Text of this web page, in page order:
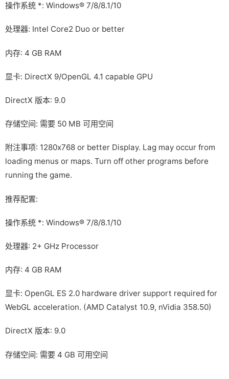
操作系统 *: Windows® 7/8/8.1/10
处理器: Intel Core2 Duo or better
内存: 4 GB RAM
显卡: DirectX 9/OpenGL 4.1 capable GPU
DirectX 版本: 9.0
存储空间: 需要 50 MB 可用空间
附注事项: 1280x768 or better Display. Lag may occur from
loading menus or maps. Turn off other programs before
running the game.
推荐配置:
操作系统 *: Windows® 7/8/8.1/10
处理器: 2+ GHz Processor
内存: 4 GB RAM
显卡: OpenGL ES 2.0 hardware driver support required for
WebGL acceleration. (AMD Catalyst 10.9, nVidia 358.50)
DirectX 版本: 9.0
存储空间: 需要 4 GB 可用空间